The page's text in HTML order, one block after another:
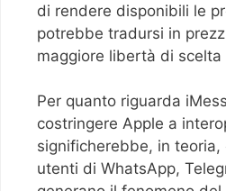
di rendere disponibili le
potrebbe tradursi in
maggiore libertà di scelta
Per quanto riguarda
costringere Apple a
significherebbe, in
utenti di WhatsApp,